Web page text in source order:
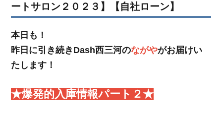
ートサロン２０２３】【自社ローン】
本日も！
昨日に引き続きDash西三河のながやがお届けい
たします！
★爆発的入庫情報パート２★